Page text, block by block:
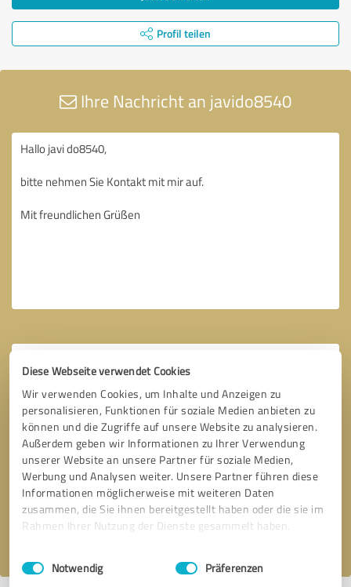
Diese Webseite verwendet Cookies
Wir verwenden Cookies, um Inhalte und Anzeigen zu
personalisieren, Funktionen für soziale Medien anbieten zu
können und die Zugriffe auf unsere Website zu analysieren.
Außerdem geben wir Informationen zu Ihrer Verwendung
unserer Website an unsere Partner für soziale Medien,
Werbung und Analysen weiter. Unsere Partner führen diese
Informationen möglicherweise mit weiteren Daten
zusammen, die Sie ihnen bereitgestellt haben oder die sie im
Rahmen Ihrer Nutzung der Dienste gesammelt haben.
Impressum Datenschutzbestimmungen
Einwilligungsauswahl
Notwendig Präferenzen
Profil teilen
Ihre Nachricht an javido8540
Bitte um Rückruf * Erforderliche Angaben
Nachricht senden
Ich stimme den Datenschutzbestimmungen zu.